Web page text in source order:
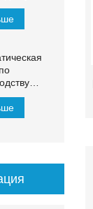
для
ФГ
1500–
с